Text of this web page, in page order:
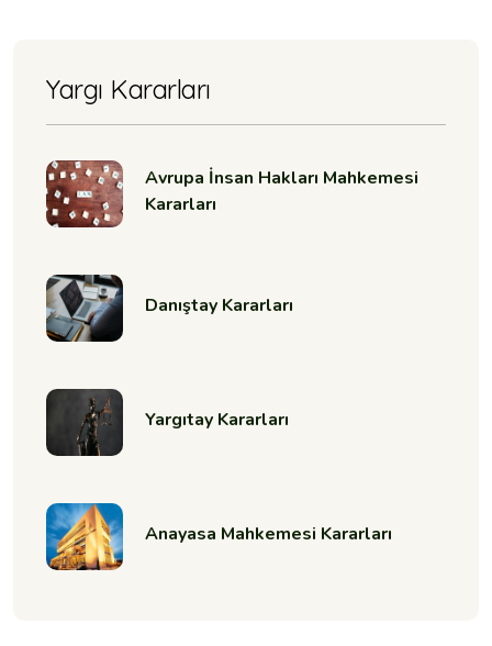
Yargı Kararları
Avrupa İnsan Hakları Mahkemesi
Kararları
Danıştay Kararları
Yargıtay Kararları
Anayasa Mahkemesi Kararları